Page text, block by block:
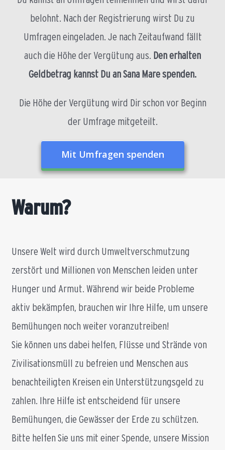
belohnt. Nach der Registrierung wirst Du zu
Umfragen eingeladen. Je nach Zeitaufwand fällt
auch die Höhe der Vergütung aus. Den erhalten
Geldbetrag kannst Du an Sana Mare spenden.
Die Höhe der Vergütung wird Dir schon vor Beginn
der Umfrage mitgeteilt.
Mit Umfragen spenden
Warum?
Unsere Welt wird durch Umweltverschmutzung
zerstört und Millionen von Menschen leiden unter
Hunger und Armut. Während wir beide Probleme
aktiv bekämpfen, brauchen wir Ihre Hilfe, um unsere
Bemühungen noch weiter voranzutreiben!
Sie können uns dabei helfen, Flüsse und Strände von
Zivilisationsmüll zu befreien und Menschen aus
benachteiligten Kreisen ein Unterstützungsgeld zu
zahlen. Ihre Hilfe ist entscheidend für unsere
Bemühungen, die Gewässer der Erde zu schützen.
Bitte helfen Sie uns mit einer Spende, unsere Mission